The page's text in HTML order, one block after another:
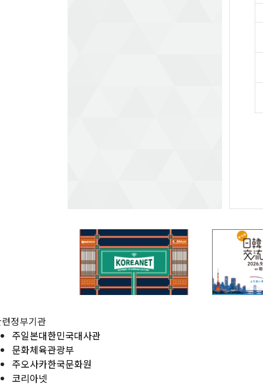
정부기관
주일본대한민국대사관
문화체육관광부
주오사카한국문화원
코리아넷